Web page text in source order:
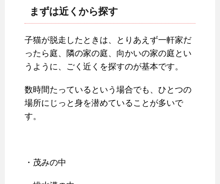
まずは近くから探す
子猫が脱走したときは、とりあえず一軒家だ
ったら庭、隣の家の庭、向かいの家の庭とい
うように、ごく近くを探すのが基本です。
数時間たっているという場合でも、ひとつの
場所にじっと身を潜めていることが多いで
す。
・茂みの中